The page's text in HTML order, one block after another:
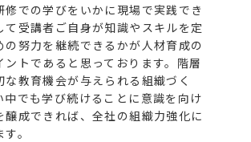
修での学びをいかに現場で実践でき
て受講者ご自身が知識やスキルを定
の努力を継続できるかが人材育成の
ントであると思っております。階層
な教育機会が与えられる組織づく
中でも学び続けることに意識を向け
醸成できれば、全社の組織力強化に
。